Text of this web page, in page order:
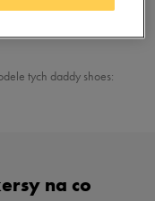
tych daddy shoes:
na co